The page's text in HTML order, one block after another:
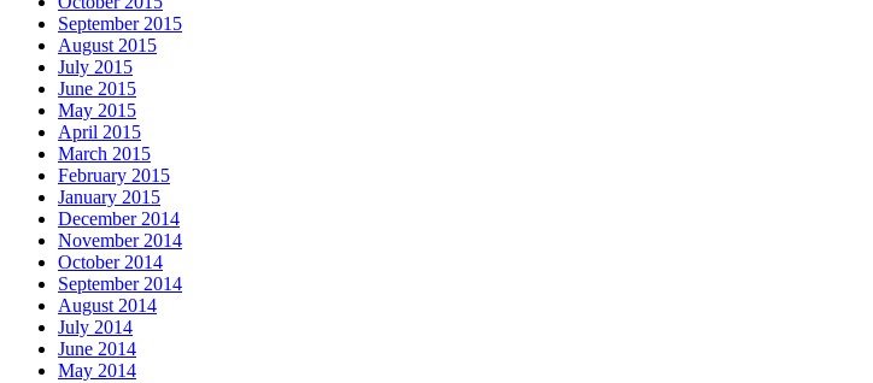
September 2015
August 2015
July 2015
June 2015
May 2015
April 2015
March 2015
February 2015
January 2015
December 2014
November 2014
October 2014
September 2014
August 2014
July 2014
June 2014
May 2014